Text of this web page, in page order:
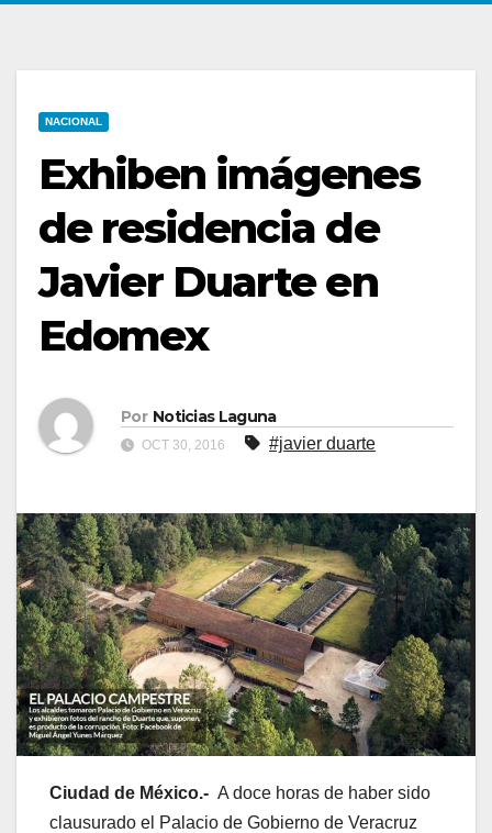
NACIONAL
Exhiben imágenes
de residencia de
Javier Duarte en
Edomex
Por Noticias Laguna
OCT 30, 2016 #javier duarte
Ciudad de México.- A doce horas de haber sido
clausurado el Palacio de Gobierno de Veracruz